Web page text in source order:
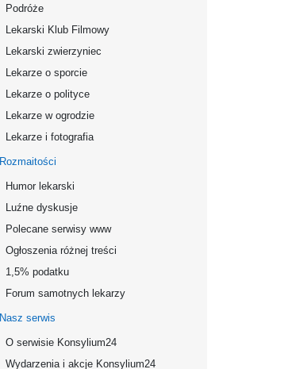
Podróże
Lekarski Klub Filmowy
Lekarski zwierzyniec
Lekarze o sporcie
Lekarze o polityce
Lekarze w ogrodzie
Lekarze i fotografia
Rozmaitości
Humor lekarski
Luźne dyskusje
Polecane serwisy www
Ogłoszenia różnej treści
1,5% podatku
Forum samotnych lekarzy
Nasz serwis
O serwisie Konsylium24
Wydarzenia i akcje Konsylium24